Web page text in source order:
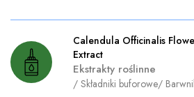
Calendula Officinalis
Extract
Ekstrakty roślinne
/ Składniki buforowe/